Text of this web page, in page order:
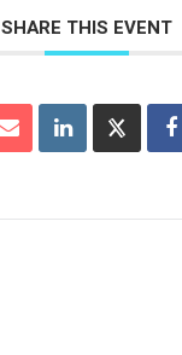
SHARE THIS EVENT